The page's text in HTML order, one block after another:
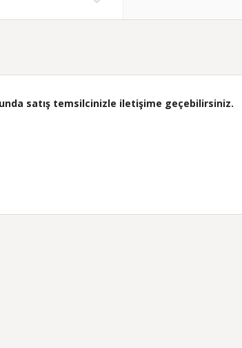
satış temsilcinizle iletişime geçebilirsiniz.